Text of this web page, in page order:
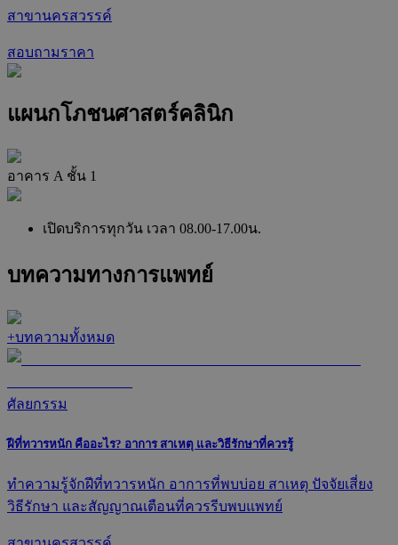
สาขานครสวรรค์
สอบถามราคา
แผนกโภชนศาสตร์คลินิก
อาคาร A ชั้น 1
เปิดบริการทุกวัน เวลา 08.00-17.00น.
บทความทางการแพทย์
+บทความทั้งหมด
ศัลยกรรม
ฝีที่ทวารหนัก คืออะไร? อาการ สาเหตุ และวิธีรักษาที่ควรรู้
ทำความรู้จักฝีที่ทวารหนัก อาการที่พบบ่อย สาเหตุ ปัจจัยเสี่ยง
วิธีรักษา และสัญญาณเตือนที่ควรรีบพบแพทย์